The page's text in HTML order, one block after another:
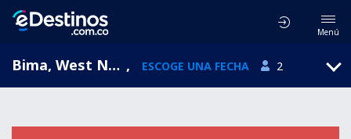
Menú
Bima, West Nusa Tenggara, Indonesia , ESCOGE UNA FECHA 2